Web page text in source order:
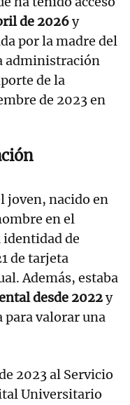
de 2026y
por la madre del
administración
de la
de 2023 en
joven, nacido en
en el
de
de tarjeta
Además, estaba
desde 2022y
para valorar una
2023 al Servicio
Universitario